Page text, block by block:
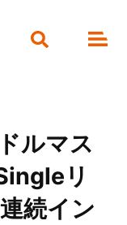
ルマス
リ
続イン